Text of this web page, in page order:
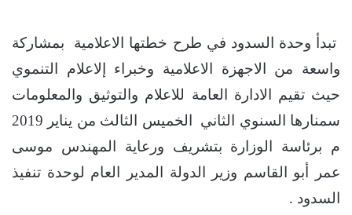
تبدأ وحدة السدود في طرح خطتها الاعلامية بمشاركة
واسعة من الاجهزة الاعلامية وخبراء إلاعلام التنموي
حيث ﺗﻘﻴﻢ ﺍﻻﺩﺍﺭﺓ ﺍﻟﻌﺎﻣﺔ ﻟﻼﻋﻼﻡ ﻭﺍﻟﺘﻮﺛﻴﻖ ﻭﺍﻟﻤﻌﻠﻮﻣﺎﺕ
ﺳﻤﻨﺎﺭﻫﺎ ﺍﻟﺴﻨﻮﻱ ﺍﻟﺜﺎﻧﻲ ﺍﻟﺨﻤﻴﺲ ﺍﻟﺜﺎﻟﺚ ﻣﻦ ﻳﻨﺎﻳﺮ 2019
ﻡ برئاسة الوزارة ﺑﺘﺸﺮﻳﻒ ﻭﺭﻋﺎﻳﺔ ﺍﻟﻤﻬﻨﺪﺱ ﻣﻮﺳﻰ
ﻋﻤﺮ ﺃﺑﻮ ﺍﻟﻘﺎﺳﻢ وزير الدولة ﺍﻟﻤﺪﻳﺮ ﺍﻟﻌﺎﻡ ﻟﻮﺣﺪﺓ ﺗﻨﻔﻴﺬ
ﺍﻟﺴﺪﻭﺩ .